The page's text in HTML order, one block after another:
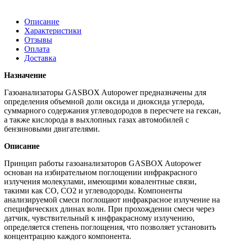
Описание
Характеристики
Отзывы
Оплата
Доставка
Назначение
Газоанализаторы GASBOX Autopower предназначены для
определения объемной доли оксида и диоксида углерода,
суммарного содержания углеводородов в пересчете на гексан,
а также кислорода в выхлопных газах автомобилей с
бензиновыми двигателями.
Описание
Принцип работы газоанализаторов GASBOX Autopower
основан на избирательном поглощении инфракрасного
излучения молекулами, имеющими ковалентные связи,
такими как СО, СО2 и углеводороды. Компоненты
анализируемой смеси поглощают инфракрасное излучение на
специфических длинах волн. При прохождении смеси через
датчик, чувствительный к инфракрасному излучению,
определяется степень поглощения, что позволяет установить
концентрацию каждого компонента.